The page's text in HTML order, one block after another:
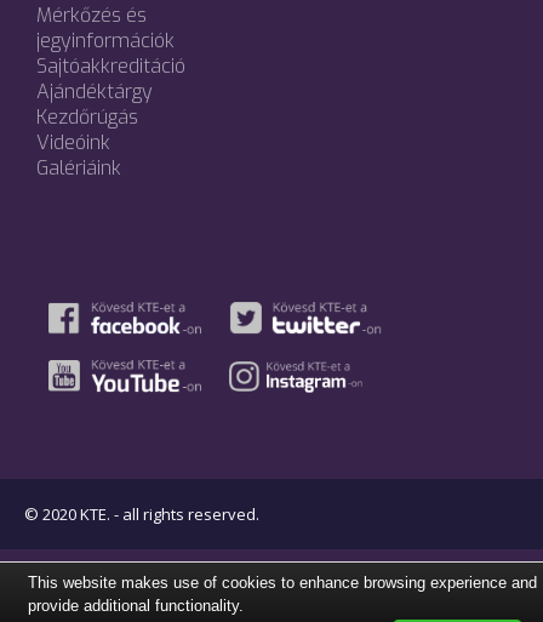
Mérkőzés és
jegyinformációk
Sajtóakkreditáció
Ajándéktárgy
Kezdőrúgás
Videóink
Galériáink
© 2020 KTE. - all rights reserved.
This website makes use of cookies to enhance browsing experience and
provide additional functionality.